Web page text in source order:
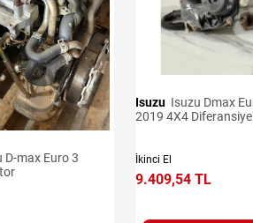
Isuzu
2019 4X4 Diferansiyel
İkinci El
9.409,54 TL